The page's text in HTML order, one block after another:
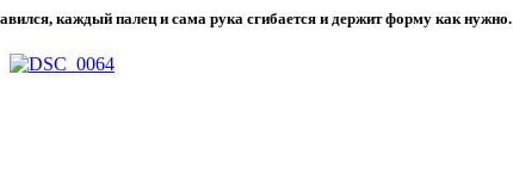
каждый палец и сама рука сгибается и держит форму как нужно.